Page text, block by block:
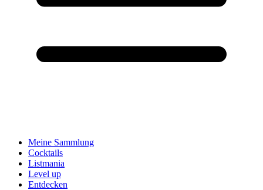
Meine Sammlung
Cocktails
Listmania
Level up
Entdecken